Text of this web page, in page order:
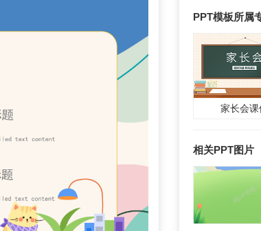
PPT模板所属
家长会课
相关PPT图片